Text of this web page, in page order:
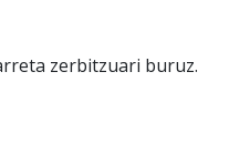
zerbitzuari buruz.